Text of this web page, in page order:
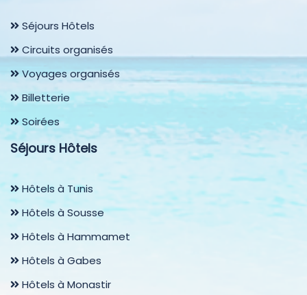
Séjours Hôtels
Circuits organisés
Voyages organisés
Billetterie
Soirées
Séjours Hôtels
Hôtels à Tunis
Hôtels à Sousse
Hôtels à Hammamet
Hôtels à Gabes
Hôtels à Monastir